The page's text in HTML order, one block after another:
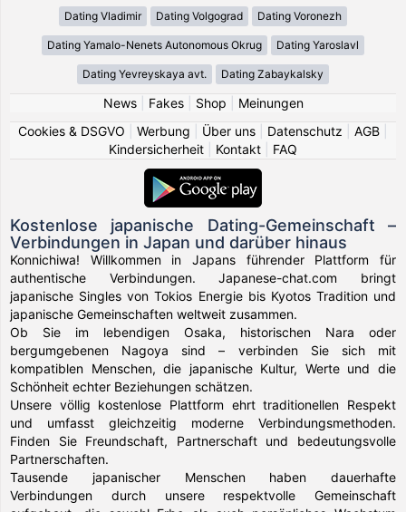
Dating Vladimir Dating Volgograd Dating Voronezh
Dating Yamalo-Nenets Autonomous Okrug Dating Yaroslavl
Dating Yevreyskaya avt. Dating Zabaykalsky
News| Fakes| Shop
Meinungen
Cookies & DSGVO
Werbung Über uns Datenschutz AGB
Kindersicherheit
Kontakt FAQ
Kostenlose japanische Dating-Gemeinschaft –
Verbindungen in Japan und darüber hinaus
Konnichiwa! Willkommen in Japans führender Plattform für
authentische Verbindungen. Japanese-chat.com bringt
japanische Singles von Tokios Energie bis Kyotos Tradition und
japanische Gemeinschaften weltweit zusammen.
Ob Sie im lebendigen Osaka, historischen Nara oder
bergumgebenen Nagoya sind – verbinden Sie sich mit
kompatiblen Menschen, die japanische Kultur, Werte und die
Schönheit echter Beziehungen schätzen.
Unsere völlig kostenlose Plattform ehrt traditionellen Respekt
und umfasst gleichzeitig moderne Verbindungsmethoden.
Finden Sie Freundschaft, Partnerschaft und bedeutungsvolle
Partnerschaften.
Tausende japanischer Menschen haben dauerhafte
Verbindungen durch unsere respektvolle Gemeinschaft